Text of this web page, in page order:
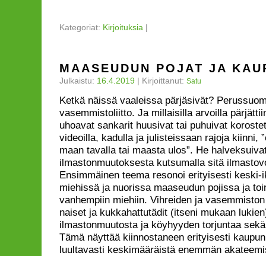
Kategoriat: Kirjoituksia |
MAASEUDUN POJAT JA
Julkaistu: 16.4.2019 | Kirjoittanut: Satu
Ketkä näissä vaaleissa pärjäsivät?
vasemmistoliitto. Ja millaisilla arvoilla
uhoavat sankarit huusivat tai puhuivat
videoilla, kadulla ja julisteissaan rajoja kiinni,
maan tavalla tai maasta ulos”. He
ilmastonmuutoksesta kutsumalla sitä
Ensimmäinen teema resonoi erityisesti
miehissä ja nuorissa maaseudun pojissa ja
vanhempiin miehiin. Vihreiden ja
naiset ja kukkahattutädit (itseni mukaan
ilmastonmuutosta ja köyhyyden torjuntaa
Tämä näyttää kiinnostaneen erityisesti
luultavasti keskimääräistä enemmän